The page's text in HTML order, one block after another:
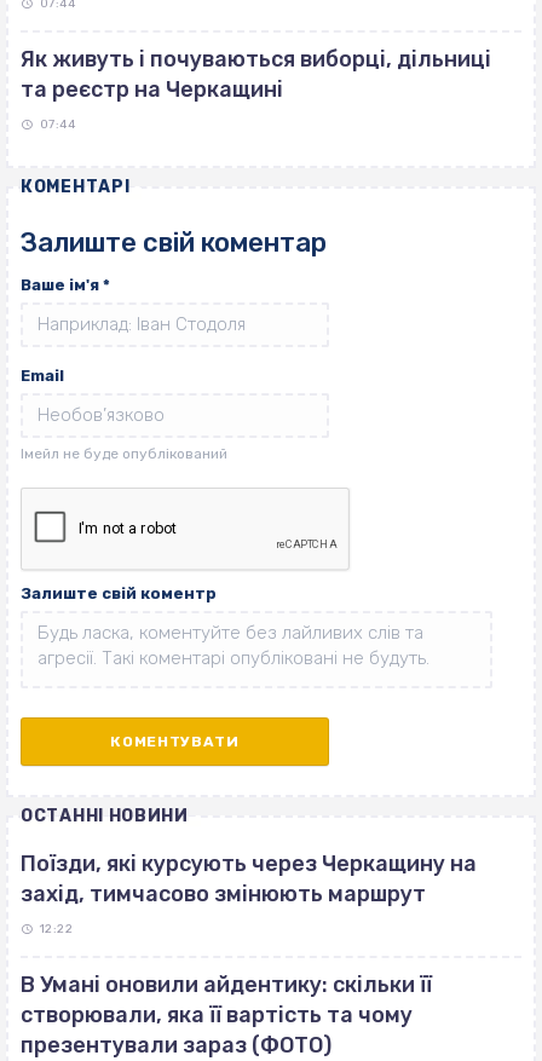
07:44
Як живуть і почуваються виборці, дільниці
та реєстр на Черкащині
07:44
КОМЕНТАРІ
Залиште свій коментар
Ваше ім'я *
Email
Залиште свій коментр
ОСТАННІ НОВИНИ
Поїзди, які курсують через Черкащину на
захід, тимчасово змінюють маршрут
12:22
В Умані оновили айдентику: скільки її
створювали, яка її вартість та чому
презентували зараз (ФОТО)